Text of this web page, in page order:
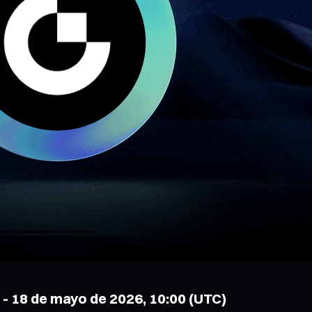
de mayo de 2026, 10:00 (UTC)